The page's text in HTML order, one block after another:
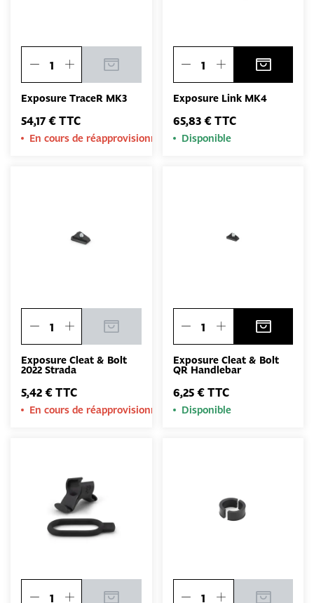
Exposure TraceR MK3
54,17 € TTC
En cours de réapprovisionnement
Exposure Link MK4
65,83 € TTC
Disponible
Exposure Cleat & Bolt
2022 Strada
5,42 € TTC
En cours de réapprovisionnement
Exposure Cleat & Bolt
QR Handlebar
6,25 € TTC
Disponible